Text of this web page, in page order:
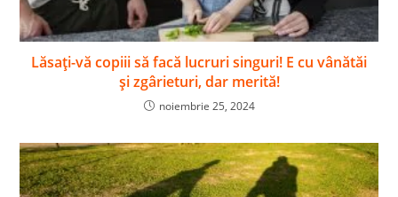
Lăsați-vă copiii să facă lucruri singuri! E cu vânătăi
și zgârieturi, dar merită!
noiembrie 25, 2024